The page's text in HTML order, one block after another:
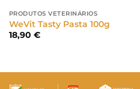
PRODUTOS VETERINÁRIOS
WeVit Tasty Pasta 100g
18,90 €